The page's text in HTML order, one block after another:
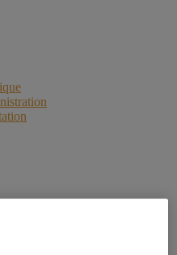
et
Sensible